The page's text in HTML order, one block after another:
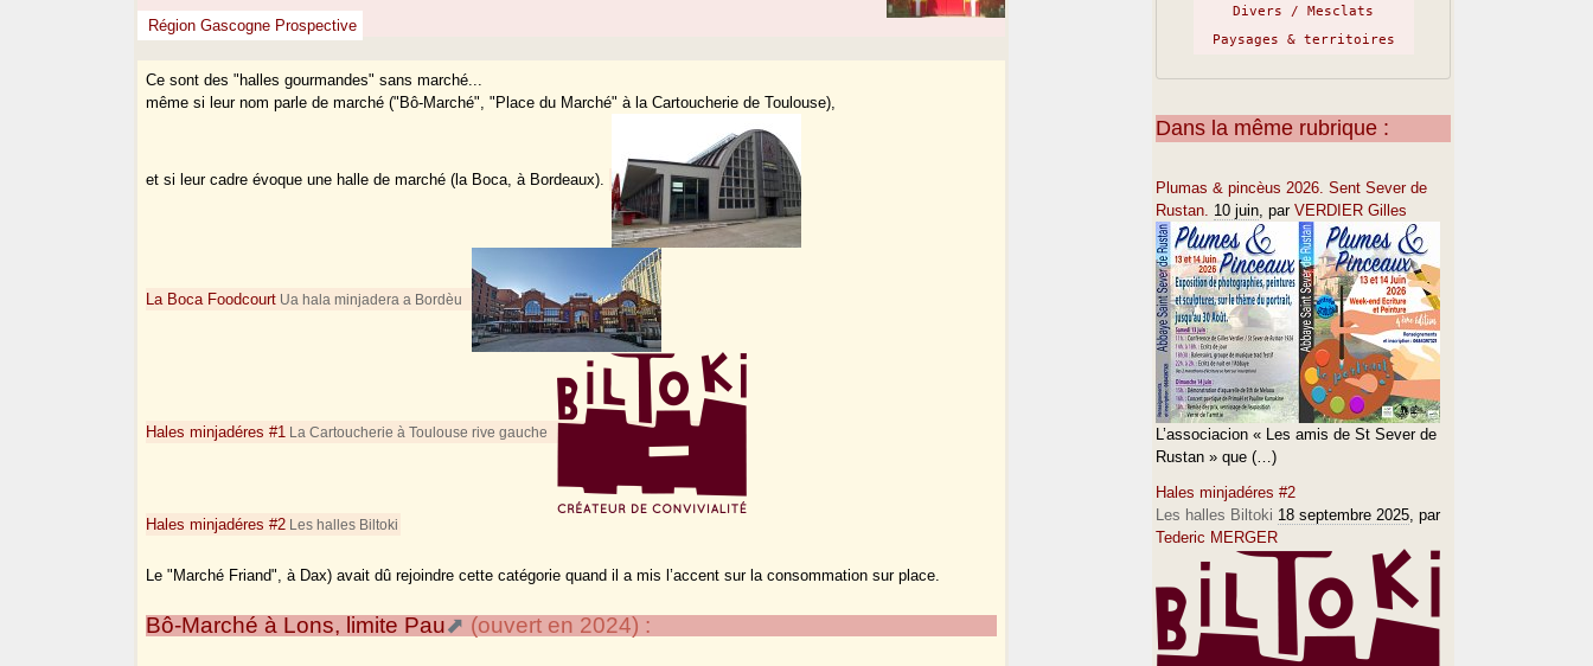
Région Gascogne Prospective
Ce sont des "halles gourmandes" sans marché...
même si leur nom parle de marché ("Bô-Marché", "Place du Marché" à la Cartoucherie de Toulouse),
et si leur cadre évoque une halle de marché (la Boca, à Bordeaux).
La Boca Foodcourt Ua hala minjadera a Bordèu
Hales minjadéres #1 La Cartoucherie à Toulouse rive gauche
Hales minjadéres #2 Les halles Biltoki
Le "Marché Friand", à Dax) avait dû rejoindre cette catégorie quand il a mis l’accent sur la consommation sur place.
Bô-Marché à Lons, limite Pau (ouvert en 2024) :
Divers / Mesclats
Paysages & territoires
Dans la même rubrique :
Plumas & pincèus 2026. Sent Sever de
Rustan. 10 juin, par VERDIER Gilles
L’associacion « Les amis de St Sever de
Rustan » que (…)
Hales minjadéres #2
Les halles Biltoki 18 septembre 2025, par
Tederic MERGER